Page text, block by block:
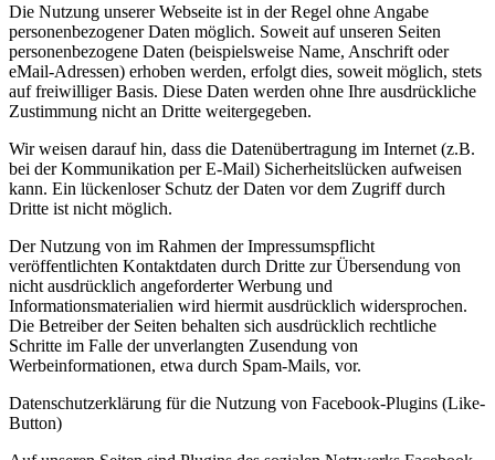
Die Nutzung unserer Webseite ist in der Regel ohne Angabe
personenbezogener Daten möglich. Soweit auf unseren Seiten
personenbezogene Daten (beispielsweise Name, Anschrift oder
eMail-Adressen) erhoben werden, erfolgt dies, soweit möglich, stets
auf freiwilliger Basis. Diese Daten werden ohne Ihre ausdrückliche
Zustimmung nicht an Dritte weitergegeben.
Wir weisen darauf hin, dass die Datenübertragung im Internet (z.B.
bei der Kommunikation per E-Mail) Sicherheitslücken aufweisen
kann. Ein lückenloser Schutz der Daten vor dem Zugriff durch
Dritte ist nicht möglich.
Der Nutzung von im Rahmen der Impressumspflicht
veröffentlichten Kontaktdaten durch Dritte zur Übersendung von
nicht ausdrücklich angeforderter Werbung und
Informationsmaterialien wird hiermit ausdrücklich widersprochen.
Die Betreiber der Seiten behalten sich ausdrücklich rechtliche
Schritte im Falle der unverlangten Zusendung von
Werbeinformationen, etwa durch Spam-Mails, vor.
Datenschutzerklärung für die Nutzung von Facebook-Plugins (Like-
Button)